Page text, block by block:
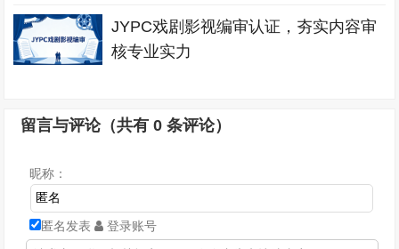
JYPC戏剧影视编审认证，夯实内容审
核专业实力
留言与评论（共有0 条评论）
昵称：
匿名发表 登录账号